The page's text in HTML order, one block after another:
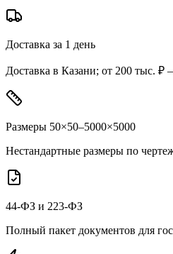
Доставка за 1 день
Доставка в Казани; от 200 тыс. ₽
Размеры 50×50–5000×5000
Нестандартные размеры по
44-ФЗ и 223-ФЗ
Полный пакет документов для